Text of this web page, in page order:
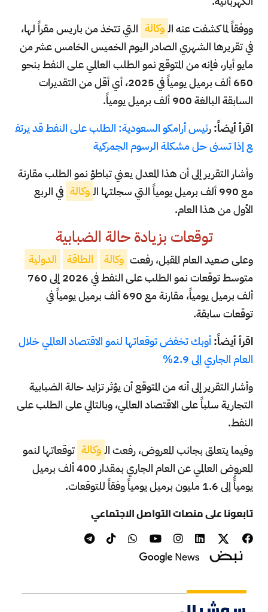
ووفقاً لما كشفت عنه ال وكالة التي تتخذ من باريس مقراً لها،
في تقريرها الشهري الصادر اليوم الخميس الخامس عشر من
مايو أيار، فإنه من المتوقع نمو الطلب العالمي على النفط بنحو
650 ألف برميل يومياً في 2025، أي أقل من التقديرات
السابقة البالغة 900 ألف برميل يومياً.
اقرأ أيضاً:رئيس أرامكو السعودية: الطلب على النفط قد يرتف
ع إذا تسنى حل مشكلة الرسوم الجمركية
وأشار التقرير إلى أن هذا المعدل يعني تباطؤ نمو الطلب مقارنة
مع 990 ألف برميل يومياً التي سجلتها ال
وكالة في الربع
الأول من هذا العام.
توقعات بزيادة حالة الضبابية
وعلى صعيد العام المقبل، رفعت وكالة الطاقة
الدولية
متوسط توقعات نمو الطلب على النفط في 2026 إلى 760
ألف برميل يومياً، مقارنة مع 690 ألف برميل يومياً في
توقعات سابقة.
اقرأ أيضاً:أوبك تخفض توقعاتها لنمو الاقتصاد العالمي خلال
العام الجاري إلى 2.9%
وأشار التقرير إلى أنه من المتوقع أن يؤثر تزايد حالة الضبابية
التجارية سلباً على الاقتصاد العالمي، وبالتالي على الطلب على
النفط.
وفيما يتعلق بجانب المعروض، رفعت ال وكالة توقعاتها ل​​نمو
المعروض العالمي عن العام الجاري بمقدار 400 ألف برميل
يومياًُ إلى 1.6 مليون برميل يومياً وفقاً للتوقعات.
تابعونا على منصات التواصل الاجتماعي